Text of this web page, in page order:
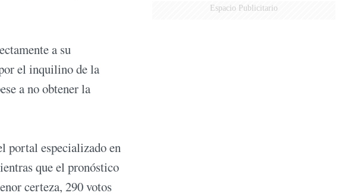
a su
el inquilino de la
a no obtener la
portal especializado en
que el pronóstico
certeza, 290 votos
Espacio Publicitario